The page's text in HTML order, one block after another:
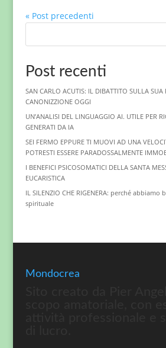
« Post precedenti
Post recenti
SAN CARLO ACUTIS: IL DIBATTITO SULLA SUA
CANONIZZIONE OGGI
UN’ANALISI DEL LINGUAGGIO AI. UTILE PER
GENERATI DA IA
SEI FERMO EPPURE TI MUOVI AD UNA
POTRESTI ESSERE PARADOSSALMENTE
I BENEFICI PSICOSOMATICI DELLA SANTA
EUCARISTICA
IL SILENZIO CHE RIGENERA: perché
spirituale
Mondocrea